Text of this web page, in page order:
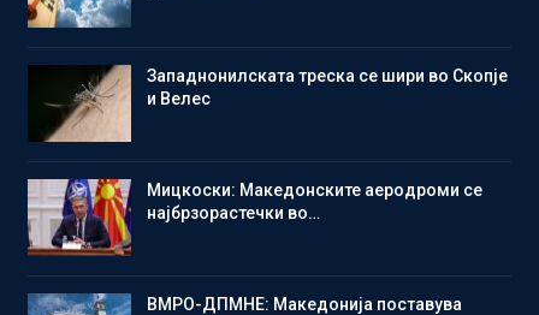
Западнонилската треска се шири во Скопје
и Велес
Мицкоски: Македонските аеродроми се
најбрзорастечки во…
ВМРО-ДПМНЕ: Македонија поставува